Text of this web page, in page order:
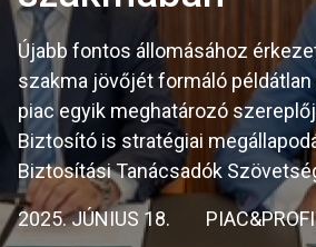
Újabb fontos állomásához
szakma jövőjét formáló
piac egyik meghatározó
Biztosító is stratégiai
Biztosítási Tanácsadók
2025. JÚNIUS 18.